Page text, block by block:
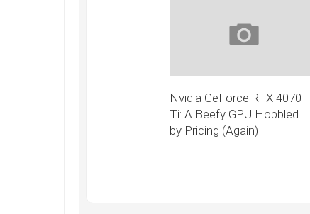
Nvidia GeForce RTX 4070
Ti: A Beefy GPU Hobbled
by Pricing (Again)